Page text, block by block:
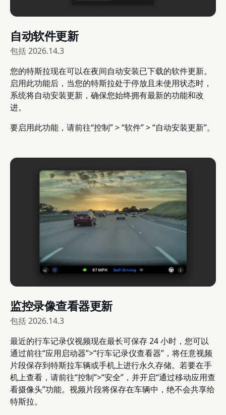
自动软件更新
包括2026.14.3
您的特斯拉现在可以在夜间自动安装已下载的软件更新。
启用此功能后，当您的特斯拉处于停放且未使用状态时，
系统将自动安装更新，确保您始终拥有最新的功能和改
进。
要启用此功能，请前往“控制” > “软件” > “自动安装更新”。
监控录像查看器更新
包括2026.14.3
最近的行车记录仪视频现在最长可保存 24 小时，您可以
通过前往“应用启动器”>“行车记录仪查看器”，将任意视频
片段保存到特斯拉车辆或手机上进行永久存储。若要在手
机上查看，请前往“控制”>“安全”，并开启“通过移动应用查
看摄像头”功能。视频片段将保存在车辆中，绝不会共享给
特斯拉。